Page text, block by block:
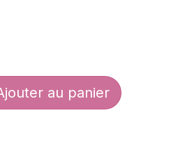
au panier